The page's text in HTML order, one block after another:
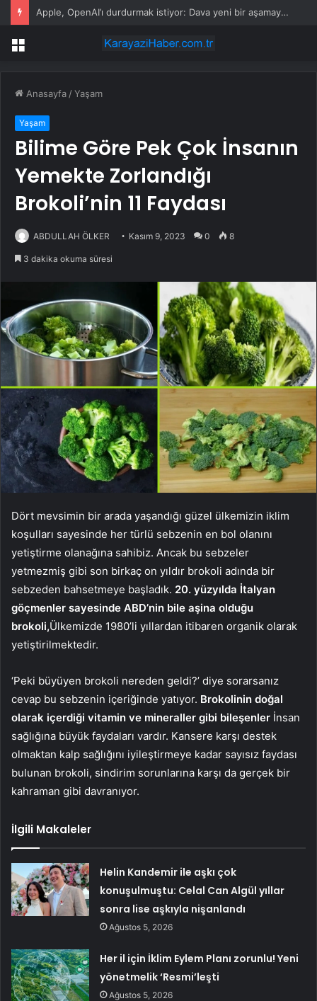
Apple, OpenAI’ı durdurmak istiyor: Dava yeni bir aşamaya geçti
Menü
Anasayfa /Yaşam
Yaşam
Bilime Göre Pek Çok İnsanın
Yemekte Zorlandığı
Brokoli’nin 11 Faydası
ABDULLAH ÖLKER Kasım 9, 2023 0 8
3 dakika okuma süresi
Dört mevsimin bir arada yaşandığı güzel ülkemizin iklim
koşulları sayesinde her türlü sebzenin en bol olanını
yetiştirme olanağına sahibiz. Ancak bu sebzeler
yetmezmiş gibi son birkaç on yıldır brokoli adında bir
sebzeden bahsetmeye başladık. 20. yüzyılda İtalyan
göçmenler sayesinde ABD’nin bile aşina olduğu
brokoli,Ülkemizde 1980’li yıllardan itibaren organik olarak
yetiştirilmektedir.
‘Peki büyüyen brokoli nereden geldi?’ diye sorarsanız
cevap bu sebzenin içeriğinde yatıyor. Brokolinin doğal
olarak içerdiği vitamin ve mineraller gibi bileşenler İnsan
sağlığına büyük faydaları vardır. Kansere karşı destek
olmaktan kalp sağlığını iyileştirmeye kadar sayısız faydası
bulunan brokoli, sindirim sorunlarına karşı da gerçek bir
kahraman gibi davranıyor.
İlgili Makaleler
Helin Kandemir ile aşkı çok
konuşulmuştu: Celal Can Algül yıllar
sonra lise aşkıyla nişanlandı
Ağustos 5, 2026
Her il için İklim Eylem Planı zorunlu! Yeni
yönetmelik ‘Resmi’leşti
Ağustos 5, 2026